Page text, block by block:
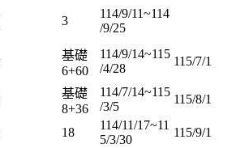
3
114/9/11~114
/9/25
基礎
6+60
114/9/14~115
/4/28
115/7/1
基礎
8+36
114/7/14~115
/3/5
115/8/1
18
114/11/17~11
5/3/30
115/9/1